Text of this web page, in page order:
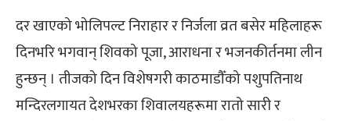
दर खाएको भोलिपल्ट निराहार र निर्जला व्रत बसेर महिलाहरू
दिनभरि भगवान् शिवको पूजा, आराधना र भजनकीर्तनमा लीन
हुन्छन् । तीजको दिन विशेषगरी काठमाडौँको पशुपतिनाथ
मन्दिरलगायत देशभरका शिवालयहरूमा रातो सारी र